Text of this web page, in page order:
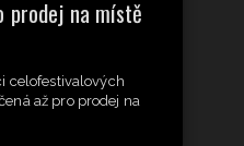
prodej na místě
celofestivalových
až pro prodej na